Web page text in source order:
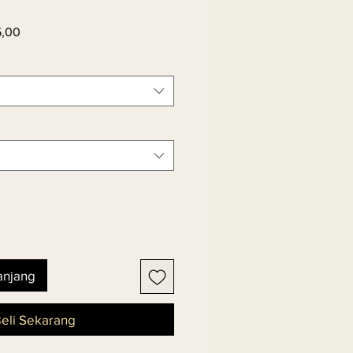
Sekarang